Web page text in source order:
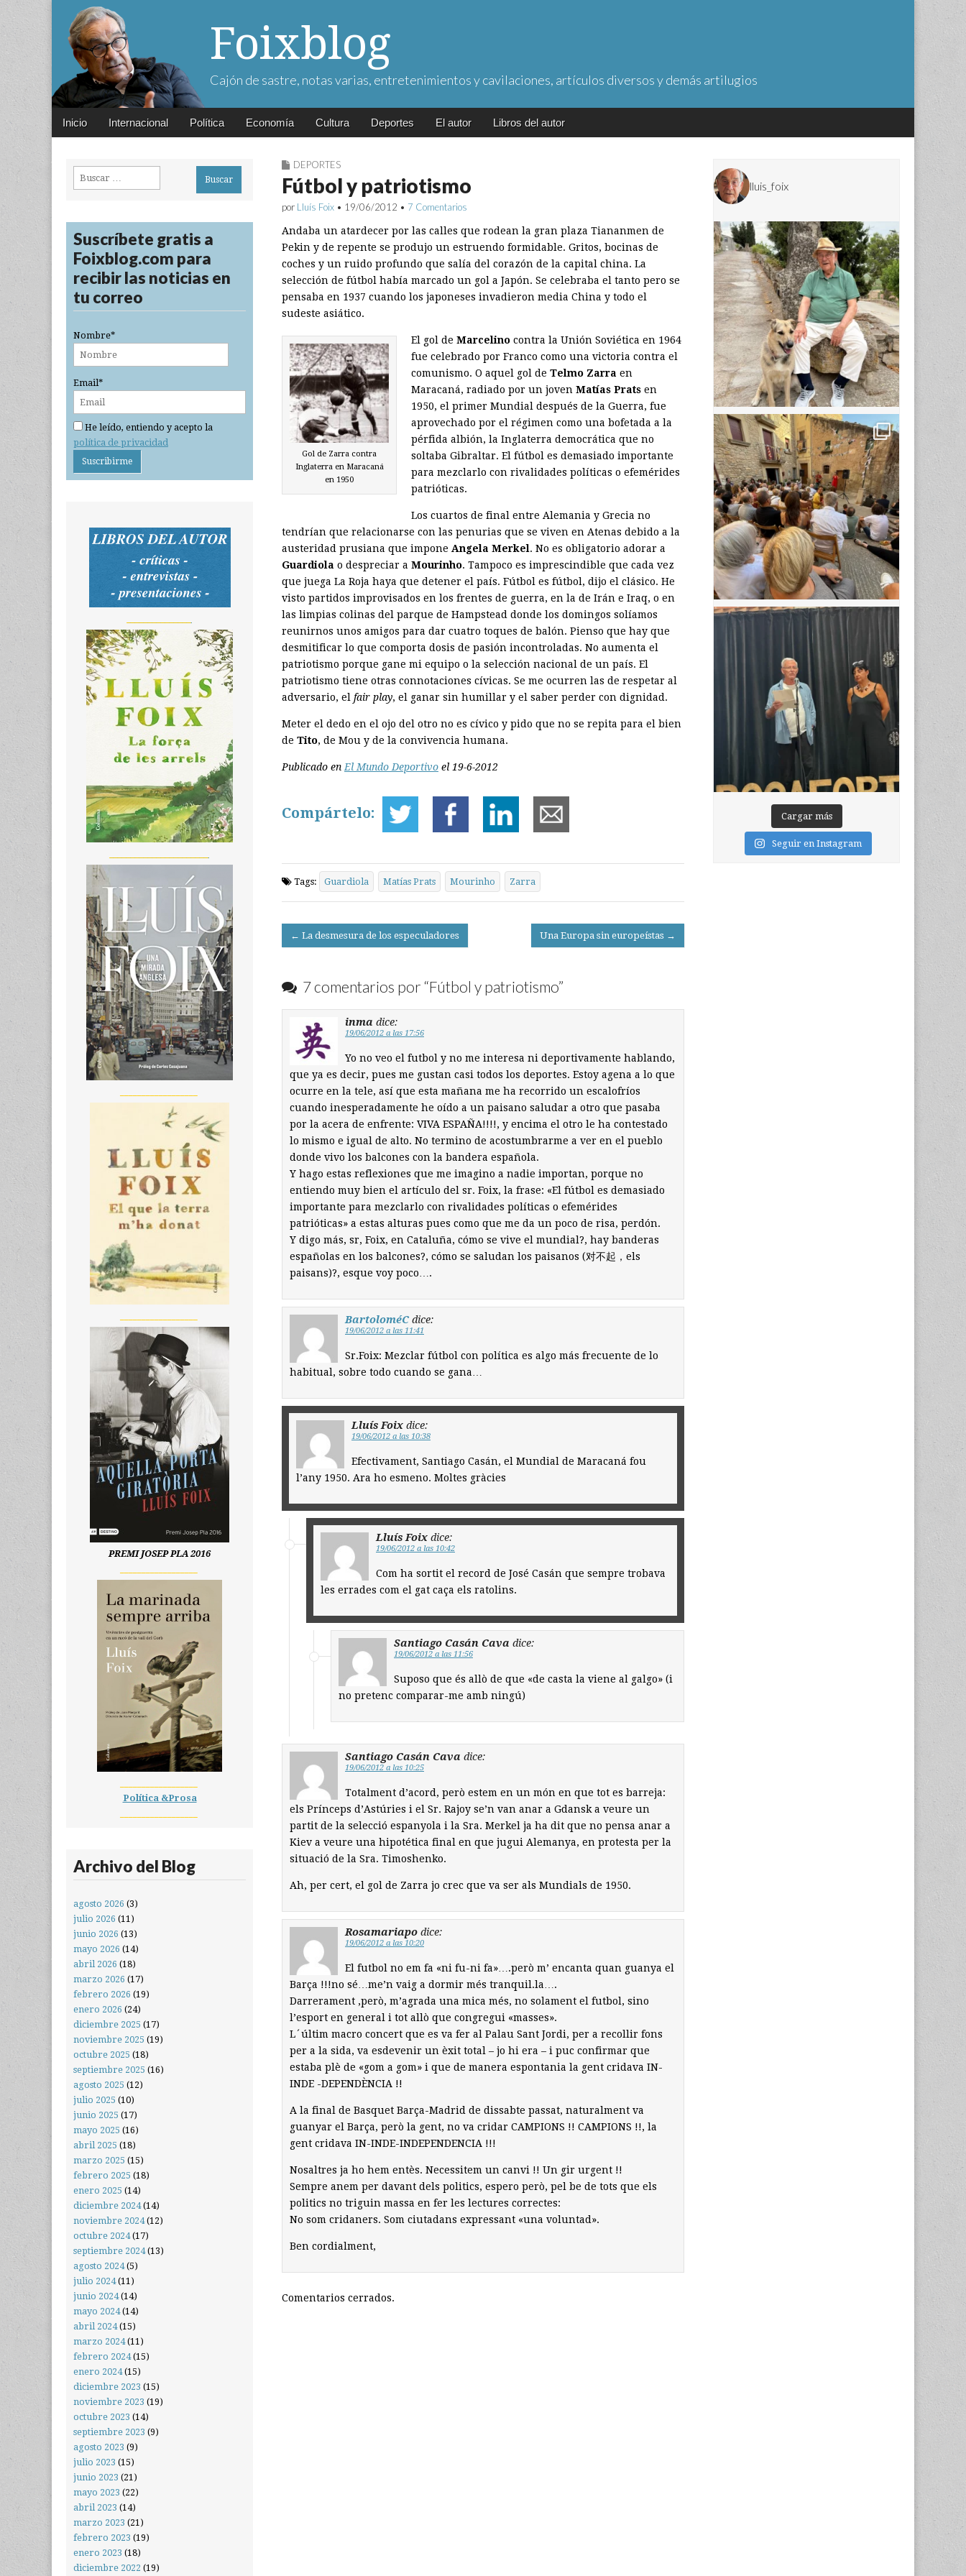
Foixblog
Cajón de sastre, notas varias, entretenimientos y cavilaciones, artículos diversos y demás artilugios
Main
Skip
Inicio Internacional Política Economía Cultura Deportes El autor Libros del autor
DEPORTES
Fútbol y patriotismo
por Lluís Foix • 19/06/2012 • 7 Comentarios
Andaba un atardecer por las calles que rodean la gran plaza Tiananmen de
Pekin y de repente se produjo un estruendo formidable. Gritos, bocinas de
coches y un ruido profundo que salía del corazón de la capital china. La
selección de fútbol había marcado un gol a Japón. Se celebraba el tanto pero se
pensaba en 1937 cuando los japoneses invadieron media China y todo el
sudeste asiático.
Gol de Zarra contra
Inglaterra en Maracaná
en 1950
El gol de Marcelino contra la Unión Soviética en 1964
fue celebrado por Franco como una victoria contra el
comunismo. O aquel gol de Telmo Zarra en
Maracaná, radiado por un joven Matías Prats en
1950, el primer Mundial después de la Guerra, fue
aprovechado por el régimen como una bofetada a la
pérfida albión, la Inglaterra democrática que no
soltaba Gibraltar. El fútbol es demasiado importante
para mezclarlo con rivalidades políticas o efemérides
patrióticas.
Los cuartos de final entre Alemania y Grecia no
tendrían que relacionarse con las penurias que se viven en Atenas debido a la
austeridad prusiana que impone Angela Merkel. No es obligatorio adorar a
Guardiola o despreciar a Mourinho. Tampoco es imprescindible que cada vez
que juega La Roja haya que detener el país. Fútbol es fútbol, dijo el clásico. He
visto partidos improvisados en los frentes de guerra, en la de Irán e Iraq, o en
las limpias colinas del parque de Hampstead donde los domingos solíamos
reunirnos unos amigos para dar cuatro toques de balón. Pienso que hay que
desmitificar lo que comporta dosis de pasión incontroladas. No aumenta el
patriotismo porque gane mi equipo o la selección nacional de un país. El
patriotismo tiene otras connotaciones cívicas. Se me ocurren las de respetar al
adversario, el fair play, el ganar sin humillar y el saber perder con dignidad.
Meter el dedo en el ojo del otro no es cívico y pido que no se repita para el bien
de Tito, de Mou y de la convivencia humana.
Publicado en El Mundo Deportivo el 19-6-2012
Compártelo:
Tags: Guardiola Matías Prats Mourinho Zarra
Post
navigation
← La desmesura de los especuladores Una Europa sin europeístas →
7 comentarios por “Fútbol y patriotismo”
inma dice:
19/06/2012 a las 17:56
Yo no veo el futbol y no me interesa ni deportivamente hablando,
que ya es decir, pues me gustan casi todos los deportes. Estoy agena a lo que
ocurre en la tele, así que esta mañana me ha recorrido un escalofríos
cuando inesperadamente he oído a un paisano saludar a otro que pasaba
por la acera de enfrente: VIVA ESPAÑA!!!!, y encima el otro le ha contestado
lo mismo e igual de alto. No termino de acostumbrarme a ver en el pueblo
donde vivo los balcones con la bandera española.
Y hago estas reflexiones que me imagino a nadie importan, porque no
entiendo muy bien el artículo del sr. Foix, la frase: «El fútbol es demasiado
importante para mezclarlo con rivalidades políticas o efemérides
patrióticas» a estas alturas pues como que me da un poco de risa, perdón.
Y digo más, sr, Foix, en Cataluña, cómo se vive el mundial?, hay banderas
españolas en los balcones?, cómo se saludan los paisanos (对不起，els
paisans)?, esque voy poco….
BartoloméC dice:
19/06/2012 a las 11:41
Sr.Foix: Mezclar fútbol con política es algo más frecuente de lo
habitual, sobre todo cuando se gana…
Lluís Foix dice:
19/06/2012 a las 10:38
Efectivament, Santiago Casán, el Mundial de Maracaná fou
l’any 1950. Ara ho esmeno. Moltes gràcies
Lluís Foix dice:
19/06/2012 a las 10:42
Com ha sortit el record de José Casán que sempre trobava
les errades com el gat caça els ratolins.
Santiago Casán Cava dice:
19/06/2012 a las 11:56
Suposo que és allò de que «de casta la viene al galgo» (i
no pretenc comparar-me amb ningú)
Santiago Casán Cava dice:
19/06/2012 a las 10:25
Totalment d’acord, però estem en un món en que tot es barreja:
els Prínceps d’Astúries i el Sr. Rajoy se’n van anar a Gdansk a veure un
partit de la selecció espanyola i la Sra. Merkel ja ha dit que no pensa anar a
Kiev a veure una hipotética final en que jugui Alemanya, en protesta per la
situació de la Sra. Timoshenko.
Ah, per cert, el gol de Zarra jo crec que va ser als Mundials de 1950.
Rosamariapo dice:
19/06/2012 a las 10:20
El futbol no em fa «ni fu-ni fa»….però m’ encanta quan guanya el
Barça !!!no sé…me’n vaig a dormir més tranquil.la….
Darrerament ,però, m’agrada una mica més, no solament el futbol, sino
l’esport en general i tot allò que congregui «masses».
L´últim macro concert que es va fer al Palau Sant Jordi, per a recollir fons
per a la sida, va esdevenir un èxit total – jo hi era – i puc confirmar que
estaba plè de «gom a gom» i que de manera espontania la gent cridava IN-
INDE -DEPENDÈNCIA !!
A la final de Basquet Barça-Madrid de dissabte passat, naturalment va
guanyar el Barça, però la gent, no va cridar CAMPIONS !! CAMPIONS !!, la
gent cridava IN-INDE-INDEPENDENCIA !!!
Nosaltres ja ho hem entès. Necessitem un canvi !! Un gir urgent !!
Sempre anem per davant dels politics, espero però, pel be de tots que els
politics no triguin massa en fer les lectures correctes:
No som cridaners. Som ciutadans expressant «una voluntad».
Ben cordialment,
Comentarios cerrados.
Buscar:
Suscríbete gratis a
Foixblog.com para
recibir las noticias en
tu correo
Nombre*
Email*
He leído, entiendo y acepto la
política de privacidad
PREMI JOSEP PLA 2016
Política &Prosa
Archivo del Blog
agosto 2026 (3)
julio 2026 (11)
junio 2026 (13)
mayo 2026 (14)
abril 2026 (18)
marzo 2026 (17)
febrero 2026 (19)
enero 2026 (24)
diciembre 2025 (17)
noviembre 2025 (19)
octubre 2025 (18)
septiembre 2025 (16)
agosto 2025 (12)
julio 2025 (10)
junio 2025 (17)
mayo 2025 (16)
abril 2025 (18)
marzo 2025 (15)
febrero 2025 (18)
enero 2025 (14)
diciembre 2024(14)
noviembre 2024(12)
octubre 2024(17)
septiembre 2024(13)
agosto 2024(5)
julio 2024(11)
junio 2024(14)
mayo 2024(14)
abril 2024(15)
marzo 2024(11)
febrero 2024(15)
enero 2024(15)
diciembre 2023 (15)
noviembre 2023 (19)
octubre 2023 (14)
septiembre 2023 (9)
agosto 2023 (9)
julio 2023 (15)
junio 2023 (21)
mayo 2023 (22)
abril 2023 (14)
marzo 2023 (21)
febrero 2023 (19)
enero 2023 (18)
diciembre 2022 (19)
lluis_foix
Cargar más
Seguir en Instagram